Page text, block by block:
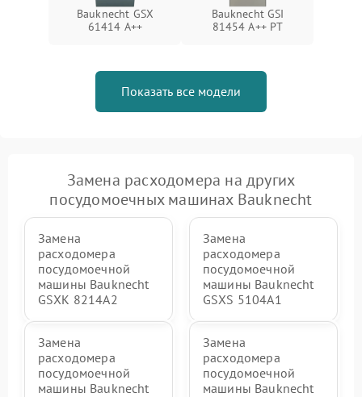
Bauknecht GSX
61414 A++
Bauknecht GSI
81454 A++ PT
Показать все модели
Замена расходомера на других
посудомоечных машинах Bauknecht
Замена
расходомера
посудомоечной
машины Bauknecht
GSXK 8214A2
Замена
расходомера
посудомоечной
машины Bauknecht
GSXS 5104A1
Замена
расходомера
посудомоечной
машины Bauknecht
Замена
расходомера
посудомоечной
машины Bauknecht